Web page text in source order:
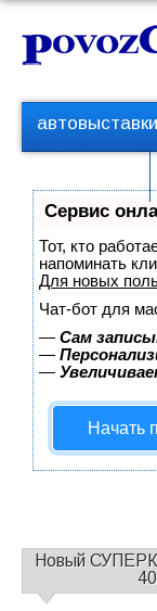
Перейти
контенту
р
о
е
м
е
ю
автовыставки
Сервис
Тот, кто
напоминать
Для новых
Чат-бот для
— Сам
—
—
Начать
СНовый